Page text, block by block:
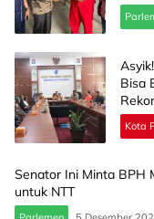
Bisa
Kota
Senator Ini Minta BPH
untuk NTT